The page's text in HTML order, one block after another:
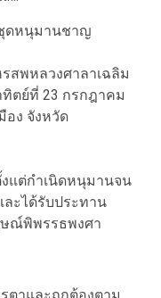
ดหนุมานชาญ
สพหลวงศาลาเฉลิม
ทิตย์ที่ 23 กรกฎาคม
อง จังหวัด
แต่กำเนิดหนุมานจน
ะได้รับประทาน
ณ์พิพรรธพงศา